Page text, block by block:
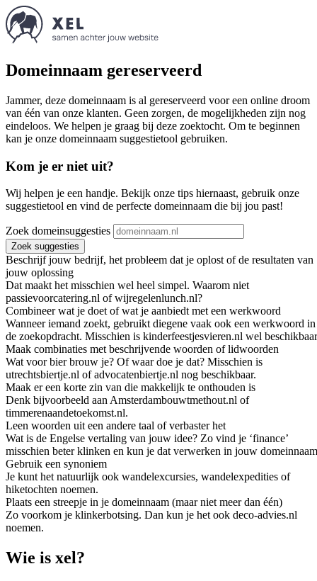
Domeinnaam gereserveerd
Jammer, deze domeinnaam is al gereserveerd voor een online droom
van één van onze klanten. Geen zorgen, de mogelijkheden zijn nog
eindeloos. We helpen je graag bij deze zoektocht. Om te beginnen
kan je onze domeinnaam suggestietool gebruiken.
Kom je er niet uit?
Wij helpen je een handje. Bekijk onze tips hiernaast, gebruik onze
suggestietool en vind de perfecte domeinnaam die bij jou past!
Zoek domeinsuggesties
Zoek suggesties
Beschrijf jouw bedrijf, het probleem dat je oplost of de resultaten van
jouw oplossing
Dat maakt het misschien wel heel simpel. Waarom niet
passievoorcatering.nl of wijregelenlunch.nl?
Combineer wat je doet of wat je aanbiedt met een werkwoord
Wanneer iemand zoekt, gebruikt diegene vaak ook een werkwoord in
de zoekopdracht. Misschien is kinderfeestjesvieren.nl wel
Maak combinaties met beschrijvende woorden of lidwoorden
Wat voor bier brouw je? Of waar doe je dat? Misschien is
utrechtsbiertje.nl of advocatenbiertje.nl nog beschikbaar.
Maak er een korte zin van die makkelijk te onthouden is
Denk bijvoorbeeld aan Amsterdambouwtmethout.nl of
timmerenaandetoekomst.nl.
Leen woorden uit een andere taal of verbaster het
Wat is de Engelse vertaling van jouw idee? Zo vind je ‘finance’
misschien beter klinken en kun je dat verwerken in jouw
Gebruik een synoniem
Je kunt het natuurlijk ook wandelexcursies, wandelexpedities of
hiketochten noemen.
Plaats een streepje in je domeinnaam (maar niet meer dan één)
Zo voorkom je klinkerbotsing. Dan kun je het ook deco-advies.nl
noemen.
Wie is xel?